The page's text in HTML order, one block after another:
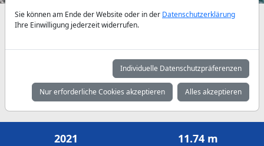
Verfügbarkeiten und Tagespreise nach Absprache
Mai Juni
1.215 €
Juli
1.045 €
August
1.190 €
September
1.160 €
Oktober
1.000 €
2021 11.74 m
Sie können am Ende der Website oder in der Datenschutzerklärung
Ihre Einwilligung jederzeit widerrufen.
Individuelle Datenschutzpräferenzen
Nur erforderliche Cookies akzeptieren Alles akzeptieren